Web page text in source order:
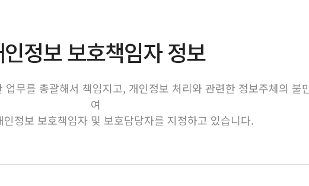
정보 보호책임자 정보
무를 총괄해서 책임지고, 개인정보 처리와 관련한 정보주체의 불
여
인정보 보호책임자 및 보호담당자를 지정하고 있습니다.